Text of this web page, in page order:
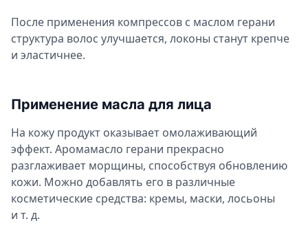
После применения компрессов с маслом герани
структура волос улучшается, локоны станут крепче
и эластичнее.
Применение масла для лица
На кожу продукт оказывает омолаживающий
эффект. Аромамасло герани прекрасно
разглаживает морщины, способствуя обновлению
кожи. Можно добавлять его в различные
косметические средства: кремы, маски, лосьоны
и т. д.